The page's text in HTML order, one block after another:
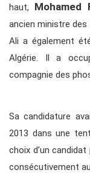
haut, Mohamed
ancien ministre
Ali a également
Algérie. Il a
compagnie des
Sa candidature
2013 dans une
choix d’un
consécutivement